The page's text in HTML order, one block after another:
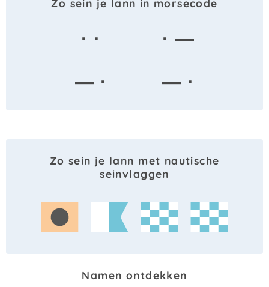
Zo sein je Iann in morsecode
· ·
· —
— ·
— ·
Zo sein je Iann met nautische
seinvlaggen
Namen ontdekken